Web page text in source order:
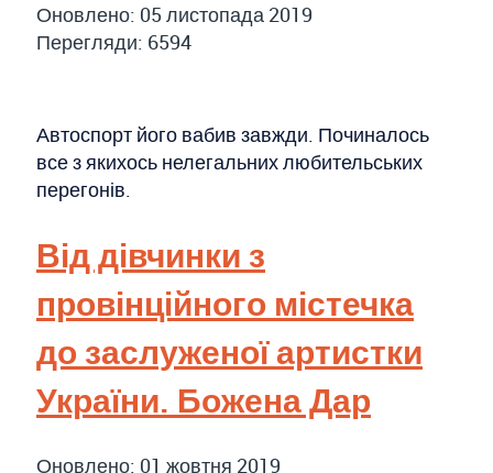
Оновлено: 05 листопада 2019
Перегляди: 6594
Автоспорт його вабив завжди. Починалось
все з якихось нелегальних любительських
перегонів.
Від дівчинки з
провінційного містечка
до заслуженої артистки
України. Божена Дар
Оновлено: 01 жовтня 2019